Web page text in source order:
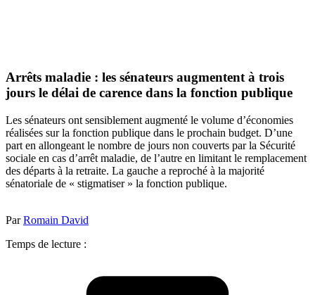
Arrêts maladie : les sénateurs augmentent à trois
jours le délai de carence dans la fonction publique
Les sénateurs ont sensiblement augmenté le volume d’économies
réalisées sur la fonction publique dans le prochain budget. D’une
part en allongeant le nombre de jours non couverts par la Sécurité
sociale en cas d’arrêt maladie, de l’autre en limitant le remplacement
des départs à la retraite. La gauche a reproché à la majorité
sénatoriale de « stigmatiser » la fonction publique.
ParRomain David
Temps de lecture :